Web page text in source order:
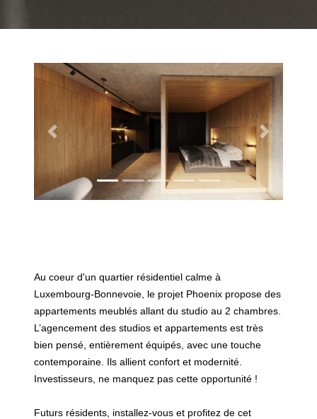
Previous Next
Au coeur d'un quartier résidentiel calme à
Luxembourg-Bonnevoie, le projet Phoenix propose des
appartements meublés allant du studio au 2 chambres.
L’agencement des studios et appartements est très
bien pensé, entièrement équipés, avec une touche
contemporaine. Ils allient confort et modernité.
Investisseurs, ne manquez pas cette opportunité !
Futurs résidents, installez-vous et profitez de cet